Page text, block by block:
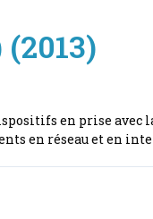
en prise avec
en réseau et en